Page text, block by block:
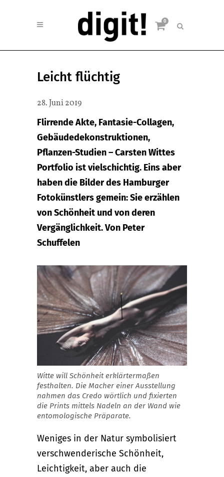
0
Leicht flüchtig
28. Juni 2019
Flirrende Akte, Fantasie-Collagen,
Gebäudedekonstruktionen,
Pflanzen-Studien – Carsten Wittes
Portfolio ist vielschichtig. Eins aber
haben die Bilder des Hamburger
Fotokünstlers gemein: Sie erzählen
von Schönheit und von deren
Vergänglichkeit. Von Peter
Schuffelen
Witte will Schönheit erklärtermaßen
festhalten. Die Macher einer Ausstellung
nahmen das Credo wörtlich und fixierten
die Prints mittels Nadeln an der Wand wie
entomologische Präparate.
Weniges in der Natur symbolisiert
verschwenderische Schönheit,
Leichtigkeit, aber auch die